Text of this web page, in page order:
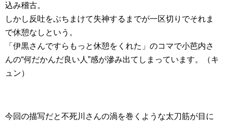
込み稽古。
しかし反吐をぶちまけて失神するまでが一区切りでそれま
で休憩なしという。
「伊黒さんですらもっと休憩をくれた」のコマで小芭内さ
んの“何だかんだ良い人”感が滲み出てしまっています。（キ
ュン）
今回の描写だと不死川さんの渦を巻くような太刀筋が目に